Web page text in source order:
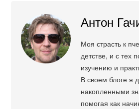
Антон
Моя страсть к
детстве, и с тех
изучению и
В своем блоге я
накопленными
помогая как